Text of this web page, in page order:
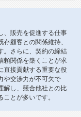
、販売を促進する仕事
顧客との関係維持、
。さらに、契約の締結
頼関係を築くことが求
直接貢献する重要な役
や交渉力が不可欠で
解し、競合他社との比
とが多いです。